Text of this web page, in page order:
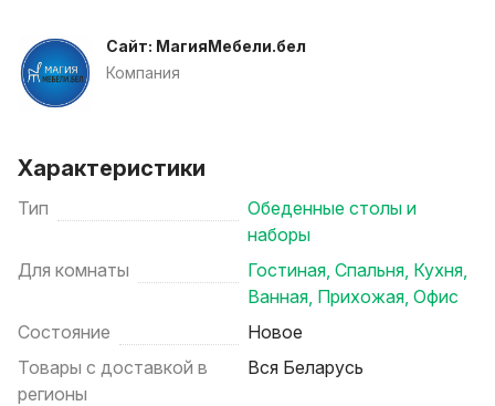
Сайт: МагияМебели.бел
Компания
Характеристики
Тип
Обеденные столы и
наборы
Для комнаты
Гостиная, Спальня, Кухня,
Ванная, Прихожая, Офис
Состояние
Новое
Товары с доставкой в
регионы
Вся Беларусь